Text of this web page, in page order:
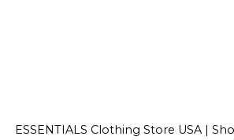
ESSENTIALS Clothing Store USA |